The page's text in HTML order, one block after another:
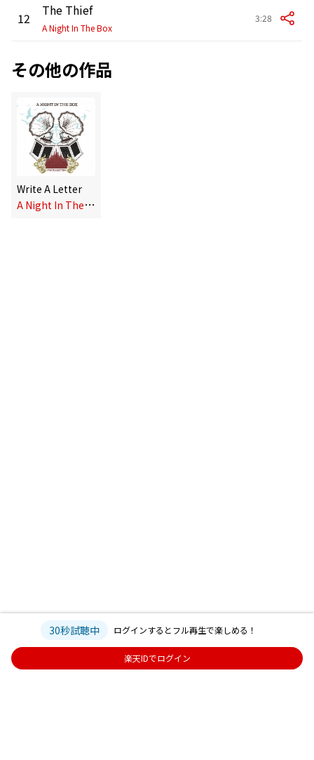
12 The Thief
A Night In The Box
3:28
その他の作品
Write A Letter
A
Night In The Box
30秒試聴中 ログインするとフル再生で楽しめる！
楽天IDでログイン